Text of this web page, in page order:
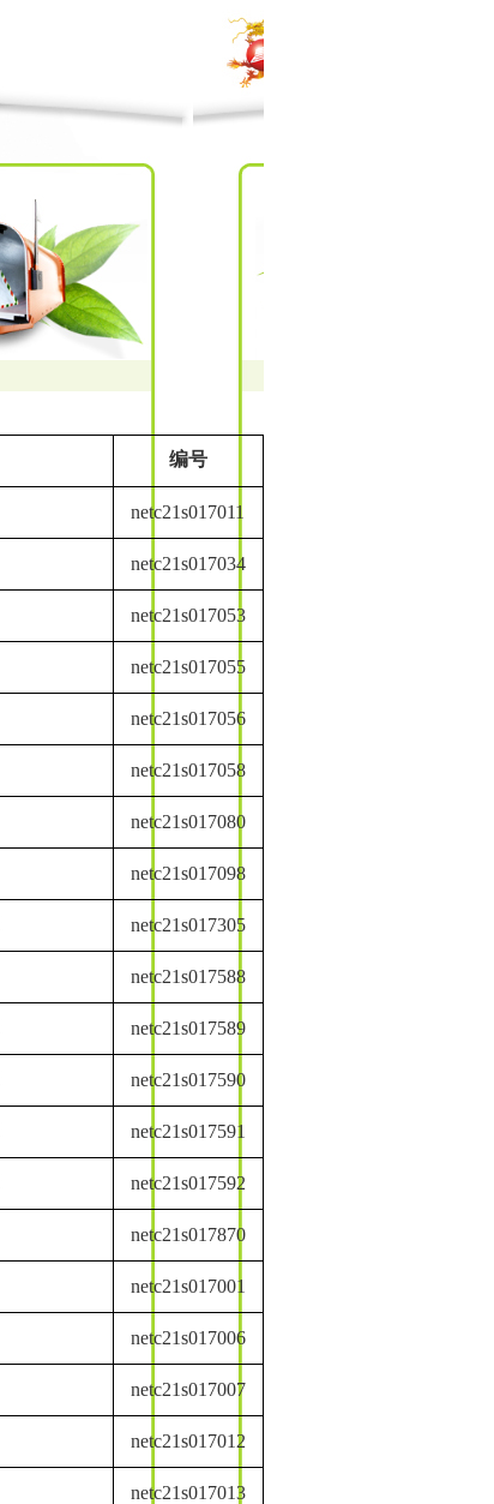
编号
netc21s017011
netc21s017034
netc21s017053
netc21s017055
netc21s017056
netc21s017058
netc21s017080
netc21s017098
netc21s017305
netc21s017588
netc21s017589
netc21s017590
netc21s017591
netc21s017592
netc21s017870
netc21s017001
netc21s017006
netc21s017007
netc21s017012
netc21s017013